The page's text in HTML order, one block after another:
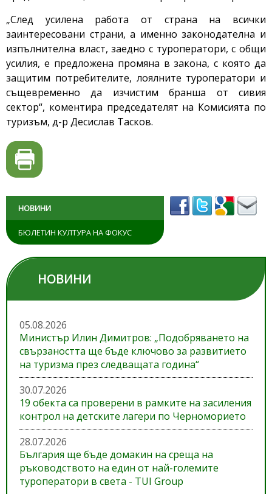
„След усилена работа от страна на всички
заинтересовани страни, а именно законодателна и
изпълнителна власт, заедно с туроператори, с общи
усилия, е предложена промяна в закона, с която да
защитим потребителите, лоялните туроператори и
същевременно да изчистим бранша от сивия
сектор“, коментира председателят на Комисията по
туризъм, д-р Десислав Тасков.
НОВИНИ
БЮЛЕТИН КУЛТУРА НА ФОКУС
НОВИНИ
05.08.2026
Министър Илин Димитров: „Подобряването на
свързаността ще бъде ключово за развитието
на туризма през следващата година“
30.07.2026
19 обекта са проверени в рамките на засиления
контрол на детските лагери по Черноморието
28.07.2026
България ще бъде домакин на среща на
ръководството на един от най-големите
туроператори в света - TUI Group